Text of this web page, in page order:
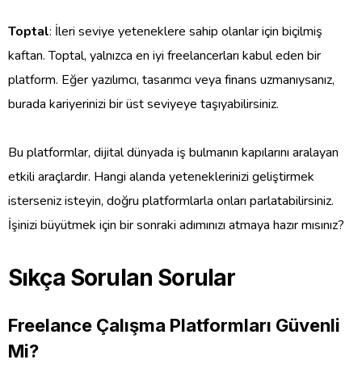
Toptal: İleri seviye yeteneklere sahip olanlar için biçilmiş
kaftan. Toptal, yalnızca en iyi freelancerları kabul eden bir
platform. Eğer yazılımcı, tasarımcı veya finans uzmanıysanız,
burada kariyerinizi bir üst seviyeye taşıyabilirsiniz.
Bu platformlar, dijital dünyada iş bulmanın kapılarını aralayan
etkili araçlardır. Hangi alanda yeteneklerinizi geliştirmek
isterseniz isteyin, doğru platformlarla onları parlatabilirsiniz.
İşinizi büyütmek için bir sonraki adımınızı atmaya hazır mısınız?
Sıkça Sorulan Sorular
Freelance Çalışma Platformları Güvenli
Mi?